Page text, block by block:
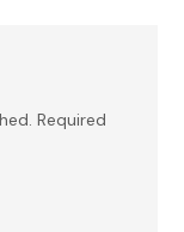
Required